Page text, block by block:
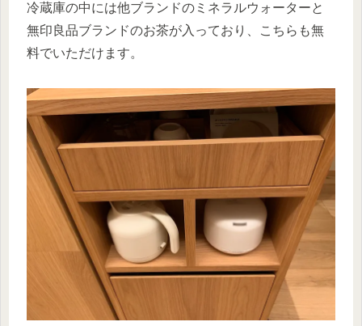
冷蔵庫の中には他ブランドのミネラルウォーターと
無印良品ブランドのお茶が入っており、こちらも無
料でいただけます。